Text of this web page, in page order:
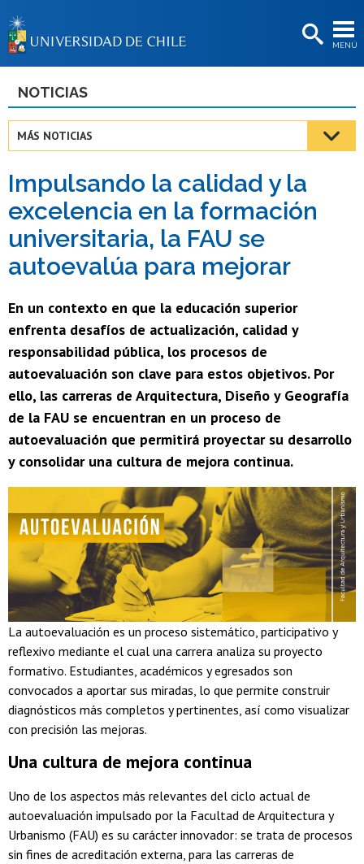
MENÚ
BIBLIOTECAS
Estudiantes
Académicas/os
Funcionarias/os
Egresadas/os
NOTICIAS
MÁS NOTICIAS
Impulsando la calidad y la
excelencia en la formación
universitaria, la FAU se
autoevalúa para mejorar
En un contexto en que la educación superior
enfrenta desafíos de actualización, calidad y
responsabilidad pública, los procesos de
autoevaluación son clave para estos objetivos. Por
ello, las carreras de Arquitectura, Diseño y Geografía
de la FAU se encuentran en un proceso de
autoevaluación que permitirá proyectar su desarrollo
y consolidar una cultura de mejora continua.
La autoevaluación es un proceso sistemático, participativo y
reflexivo mediante el cual una carrera analiza su proyecto
formativo. Estudiantes, académicos y egresados son
convocados a aportar sus miradas, lo que permite construir
diagnósticos más completos y pertinentes, así como visualizar
con precisión las mejoras.
Una cultura de mejora continua
Uno de los aspectos más relevantes del ciclo actual de
autoevaluación impulsado por la Facultad de Arquitectura y
Urbanismo (FAU) es su carácter innovador: se trata de procesos
sin fines de acreditación externa, para las carreras de